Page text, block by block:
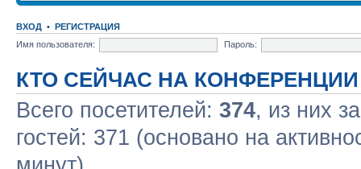
ВХОД • РЕГИСТРАЦИЯ
Имя пользователя:
Пароль:
КТО СЕЙЧАС НА КОНФЕРЕНЦИИ
Всего посетителей: 374, из них
гостей: 371 (основано на